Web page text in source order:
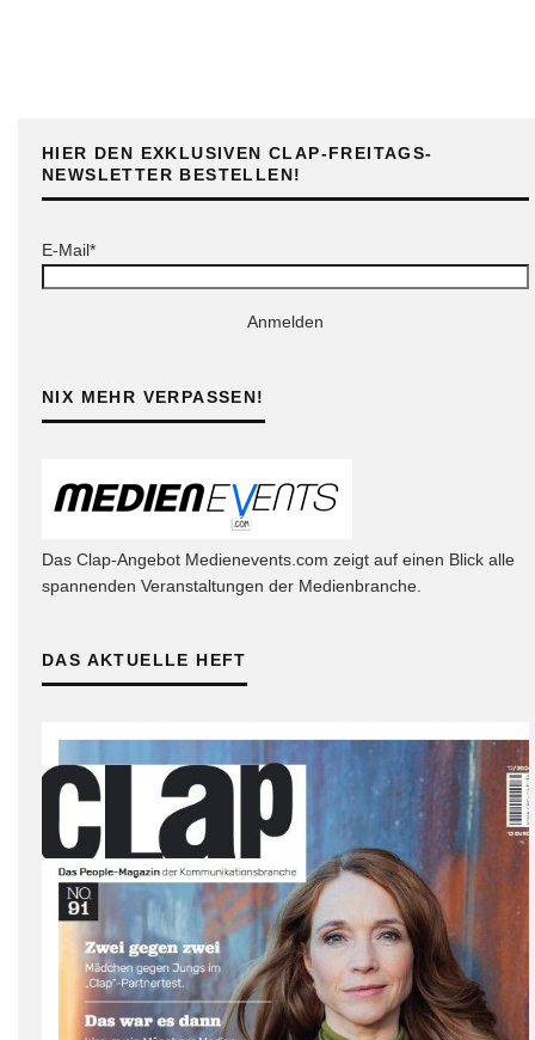
HIER DEN EXKLUSIVEN CLAP-FREITAGS-
NEWSLETTER BESTELLEN!
E-Mail*
Anmelden
NIX MEHR VERPASSEN!
Das Clap-Angebot Medienevents.com zeigt auf einen Blick alle
spannenden Veranstaltungen der Medienbranche.
DAS AKTUELLE HEFT